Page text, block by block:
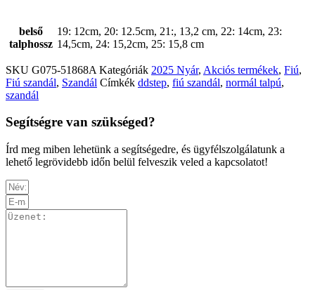
belső
talphossz
19: 12cm, 20: 12.5cm, 21:, 13,2 cm, 22: 14cm, 23:
14,5cm, 24: 15,2cm, 25: 15,8 cm
SKU G075-51868A Kategóriák 2025 Nyár, Akciós termékek, Fiú,
Fiú szandál, Szandál Címkék ddstep, fiú szandál, normál talpú,
szandál
Segítségre van szükséged?
Írd meg miben lehetünk a segítségedre, és ügyfélszolgálatunk a
lehető legrövidebb időn belül felveszik veled a kapcsolatot!